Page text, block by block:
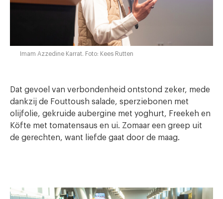
Imam Azzedine Karrat. Foto: Kees Rutten
Dat gevoel van verbondenheid ontstond zeker, mede
dankzij de Fouttoush salade, sperziebonen met
olijfolie, gekruide aubergine met yoghurt, Freekeh en
Köfte met tomatensaus en ui. Zomaar een greep uit
de gerechten, want liefde gaat door de maag.